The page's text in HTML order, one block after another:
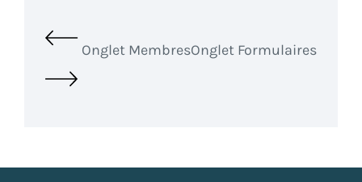
Onglet MembresOnglet Formulaires